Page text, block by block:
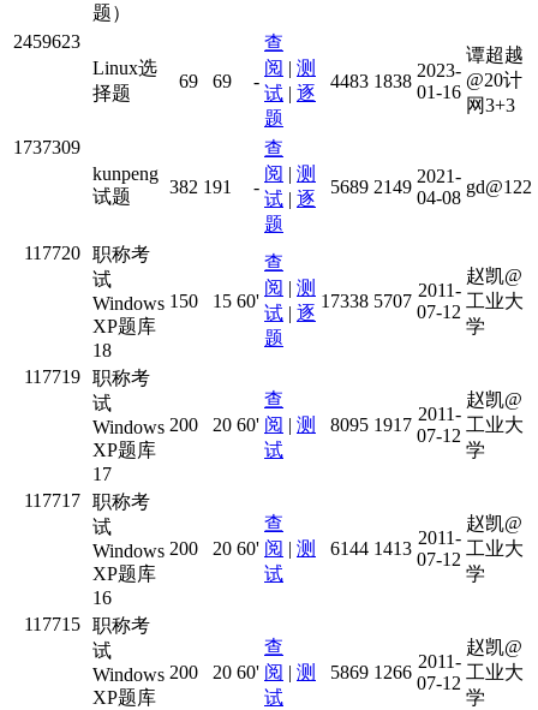
题）
2459623
Linux选
择题
69 69 -
查
阅 | 测
试 | 逐
题
4483 1838
2023-
01-16
谭超越
@20计
网3+3
1737309
kunpeng
试题
382 191 -
查
阅 | 测
试 | 逐
题
5689 2149
2021-
04-08
gd@122
117720 职称考
试
Windows
XP题库
18
150 15 60'
查
阅 | 测
试 | 逐
题
17338 5707
2011-
07-12
赵凯@
工业大
学
117719 职称考
试
Windows
XP题库
17
200 20 60'
查
阅 | 测
试
8095 1917
2011-
07-12
赵凯@
工业大
学
117717 职称考
试
Windows
XP题库
16
200 20 60'
查
阅 | 测
试
6144 1413
2011-
07-12
赵凯@
工业大
学
117715 职称考
试
Windows
XP题库
200 20 60'
查
阅 | 测
试
5869 1266
2011-
07-12
赵凯@
工业大
学